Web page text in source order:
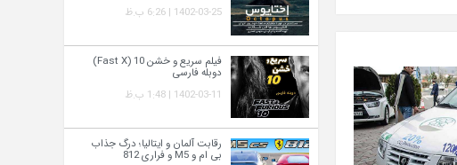
1402-03-25 | 6:26 ب.ظ
فیلم سریع و خشن 10 (Fast X)
دوبله فارسی
1402-03-11 | 1:48 ب.ظ
رقابت آلمان و ایتالیا؛ درگ جذاب
بی ام و M5 و فراری 812